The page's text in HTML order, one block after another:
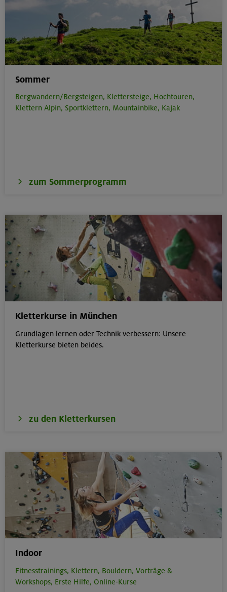
Sommer
Bergwandern/Bergsteigen, Klettersteige, Hochtouren,
Klettern Alpin, Sportklettern, Mountainbike, Kajak
zum Sommerprogramm
Kletterkurse in München
Grundlagen lernen oder Technik verbessern: Unsere
Kletterkurse bieten beides.
zu den Kletterkursen
Indoor
Fitnesstrainings, Klettern, Bouldern, Vorträge &
Workshops, Erste Hilfe, Online-Kurse